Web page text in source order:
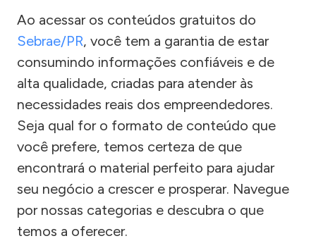
Ao acessar os conteúdos gratuitos do
Sebrae/PR, você tem a garantia de estar
consumindo informações confiáveis e de
alta qualidade, criadas para atender às
necessidades reais dos empreendedores.
Seja qual for o formato de conteúdo que
você prefere, temos certeza de que
encontrará o material perfeito para ajudar
seu negócio a crescer e prosperar. Navegue
por nossas categorias e descubra o que
temos a oferecer.